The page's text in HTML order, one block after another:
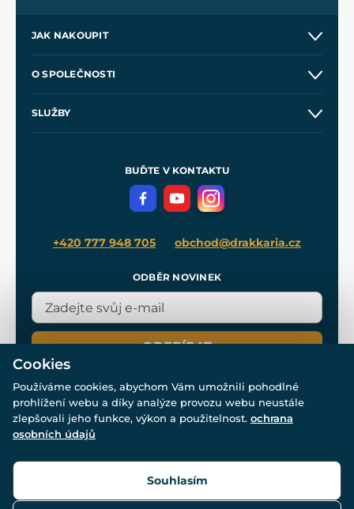
JAK NAKOUPIT
Velkoobchod
O SPOLEČNOSTI
SLUŽBY
Meče pro Kingdom Come
BUĎTE V KONTAKTU
+420 777 948 705 obchod@drakkaria.cz
ODBĚR NOVINEK
ODEBÍRAT
© Všechna práva vyhrazena. www.drakkaria.cz 2007-2026.
Cookies
Používáme cookies, abychom Vám umožnili pohodlné
prohlížení webu a díky analýze provozu webu neustále
zlepšovali jeho funkce, výkon a použitelnost. ochrana
osobních údajů
Souhlasím